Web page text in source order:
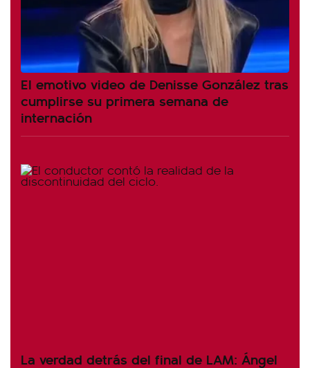
El emotivo video de Denisse González tras
cumplirse su primera semana de
internación
La verdad detrás del final de LAM: Ángel